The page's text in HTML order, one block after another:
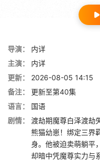
导演：
内详
主演：
内详
更新：
2026-08-05 14:15
备注：
更新至第40集
语言：
国语
剧情：
渡劫期魔尊白泽渡劫
熊猫幼崽！绑定三界
身。他被迫卖萌躺平
却暗中凭魔尊实力与